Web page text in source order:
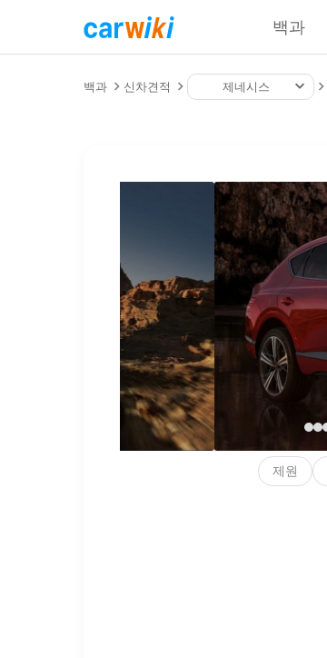
백과
백과 신차견적 제네시스
제원